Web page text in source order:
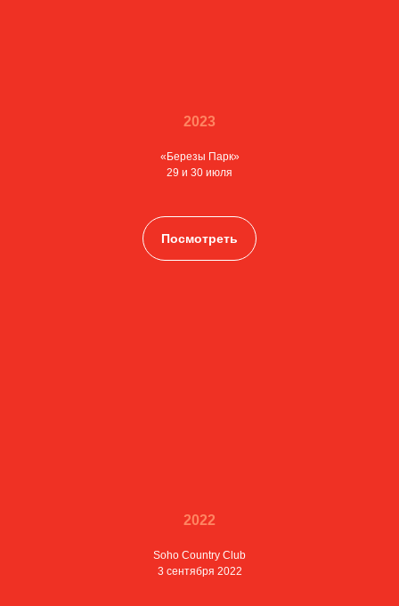
2023
«Березы Парк»
29 и 30 июля
Посмотреть
2022
Soho Country Club
3 сентября 2022